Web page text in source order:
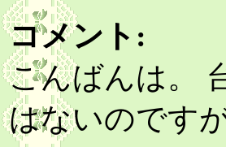
コメント:
こんばんは。
はないのです